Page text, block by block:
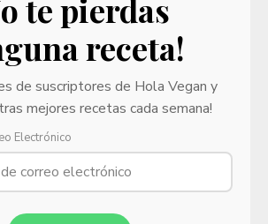
te pierdas
receta!
de suscriptores de Hola Vegan y
mejores recetas cada semana!
Electrónico